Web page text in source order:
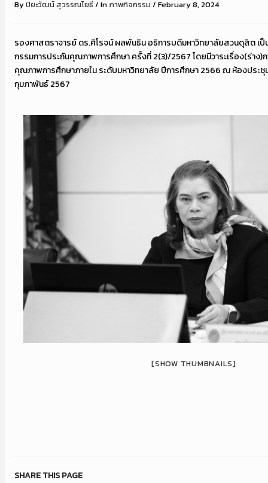
Byปิยะวัฒน์ สุวรรณโยธี/ Inภาพกิจกรรม / February 8, 2024
รองศาสตราจารย์ ดร.ศิโรจน์ ผลพันธิน อธิการบดีมหาวิทยาลัยสวนดุสิต เป็
กรรมการประกันคุณภาพการศึกษา ครั้งที่ 2(3)/2567 โดยมีวาระเรื่อง(ร่าง)
คุณภาพการศึกษาภายใน ระดับมหาวิทยาลัย ปีการศึกษา 2566 ณ ห้องประ
กุมภาพันธ์ 2567
[SHOW THUMBNAILS]
SHARE THIS PAGE